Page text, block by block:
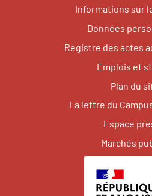
Informations sur
Données
Registre des actes
Emplois et
Plan du
La lettre du
Espace
Marchés